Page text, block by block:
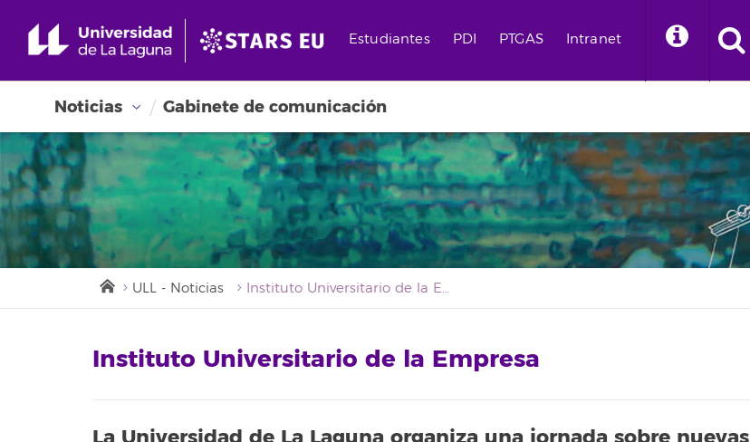
Estudiantes PDI PTGAS Intranet
Noticias Gabinete de comunicación
ULL - Noticias Instituto Universitario de la Empresa
Instituto Universitario de la Empresa